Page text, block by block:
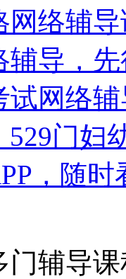
网络辅
辅导，
试网络
529门妇
，随
门辅导